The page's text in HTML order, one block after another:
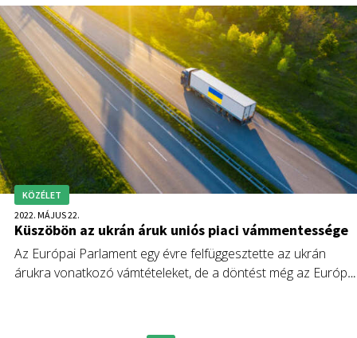
százalékkal megugrott csirkehús- és a többszörösére nőtt
tojásimport tönkreteszi az EU baromfiszektorát, élelmiszer-
biztonsági veszélyeket rejt a fogyasztók számára, ráadásul
csak néhány óriáscégnek hajt hasznot.
KÖZÉLET
2022. MÁJUS 22.
Küszöbön az ukrán áruk uniós piaci vámmentessége
Az Európai Parlament egy évre felfüggesztette az ukrán
árukra vonatkozó vámtételeket, de a döntést még az Európai